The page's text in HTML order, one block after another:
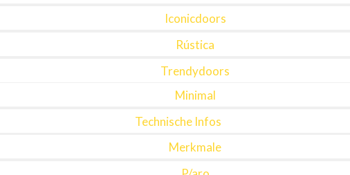
Iconicdoors
Rústica
Trendydoors
Minimal
Technische Infos
Merkmale